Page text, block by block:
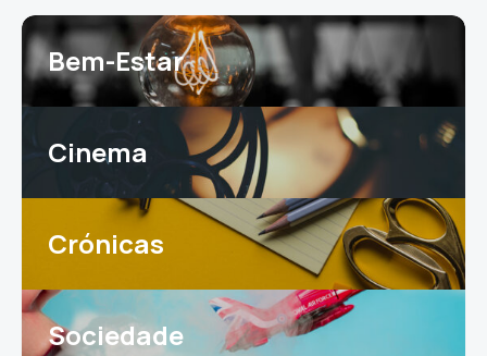
Bem-Estar
Cinema
Crónicas
Sociedade